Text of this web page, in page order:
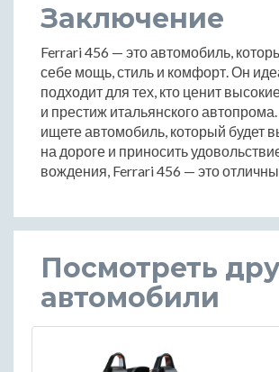
Заключение
Ferrari 456 — это автомобиль,
себе мощь, стиль и комфорт. Он
подходит для тех, кто ценит
и престиж итальянского
ищете автомобиль, который будет
на дороге и приносить
вождения, Ferrari 456 — это
Посмотреть
автомобили